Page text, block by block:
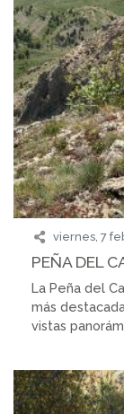
viernes, 7
PEÑA DEL
La Peña del
más
vistas